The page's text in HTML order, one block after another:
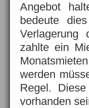
Angebot
bedeute
Verlagerung
zahlte ein
werden
Regel.
vorhanden